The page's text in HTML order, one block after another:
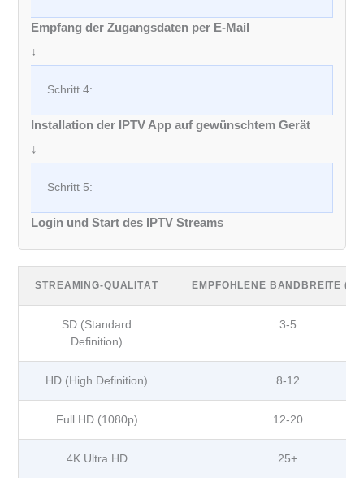
Empfang der Zugangsdaten per E-Mail
↓
Schritt 4:
Installation der IPTV App auf gewünschtem Gerät
↓
Schritt 5:
Login und Start des IPTV Streams
STREAMING-QUALITÄT EMPFOHLENE BANDBREITE
SD (Standard
Definition)
3-5
HD (High Definition) 8-12
Full HD (1080p) 12-20
4K Ultra HD 25+